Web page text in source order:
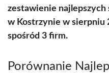
zestawienie
w Kostrzynie w sierpniu
spośród 3 firm.
Porównanie